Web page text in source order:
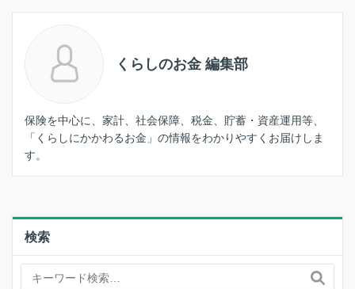
くらしのお金 編集部
保険を中心に、家計、社会保障、税金、貯蓄・資産運用等、
「くらしにかかわるお金」の情報をわかりやすくお届けしま
す。
検索